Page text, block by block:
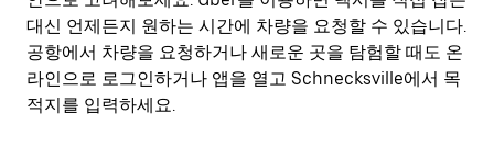
대신 언제든지 원하는 시간에 차량을 요청할 수 있습니다.
공항에서 차량을 요청하거나 새로운 곳을 탐험할 때도 온
라인으로 로그인하거나 앱을 열고 Schnecksville에서 목
적지를 입력하세요.